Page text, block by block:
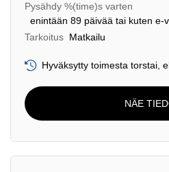
Pysähdy %(time)s varten
enintään 89 päivää tai kuten e-
Tarkoitus Matkailu
Hyväksytty toimesta torstai,
NÄE